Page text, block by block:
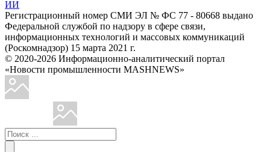
ИИ
Регистрационный номер СМИ ЭЛ № ФС 77 - 80668 выдано
Федеральной службой по надзору в сфере связи,
информационных технологий и массовых коммуникаций
(Роскомнадзор) 15 марта 2021 г.
© 2020-2026 Информационно-аналитический портал
«Новости промышленности MASHNEWS»